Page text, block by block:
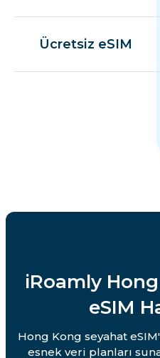
Ücretsiz eSIM
iRoamly
eSIM
Hong Kong seyahat
esnek veri planları